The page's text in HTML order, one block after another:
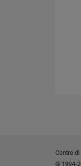
Centro
© 1994-